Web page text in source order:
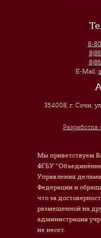
8-
E-Mail:
354008, г. Сочи,
Разработка
Мы приветствуем
ФГБУ
Управления
Федерации и
что за
размещенной на
администрация
не несет.